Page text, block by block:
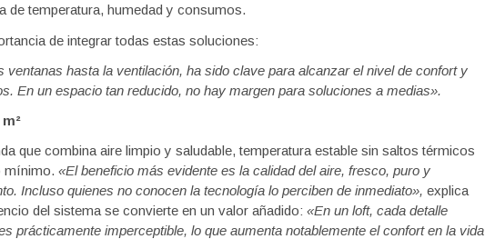
de temperatura, humedad y consumos.
de integrar todas estas soluciones:
ventanas hasta la ventilación, ha sido clave para alcanzar el nivel de confort y
En un espacio tan reducido, no hay margen para soluciones a medias».
²
que combina aire limpio y saludable, temperatura estable sin saltos térmicos
mínimo. «El beneficio más evidente es la calidad del aire, fresco, puro y
Incluso quienes no conocen la tecnología lo perciben de inmediato», explica
del sistema se convierte en un valor añadido: «En un loft, cada detalle
prácticamente imperceptible, lo que aumenta notablemente el confort en la vida